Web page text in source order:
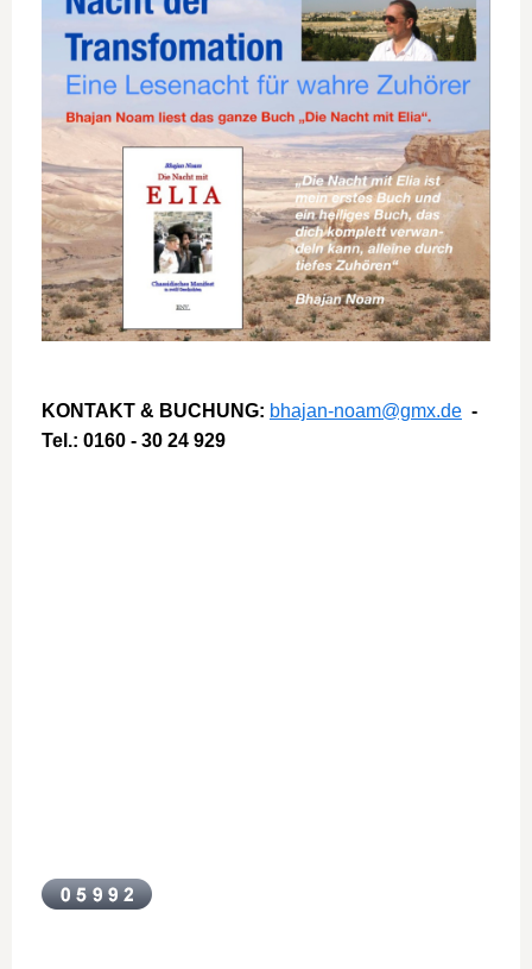
KONTAKT & BUCHUNG: bhajan-noam@gmx.de -
Tel.: 0160 - 30 24 929